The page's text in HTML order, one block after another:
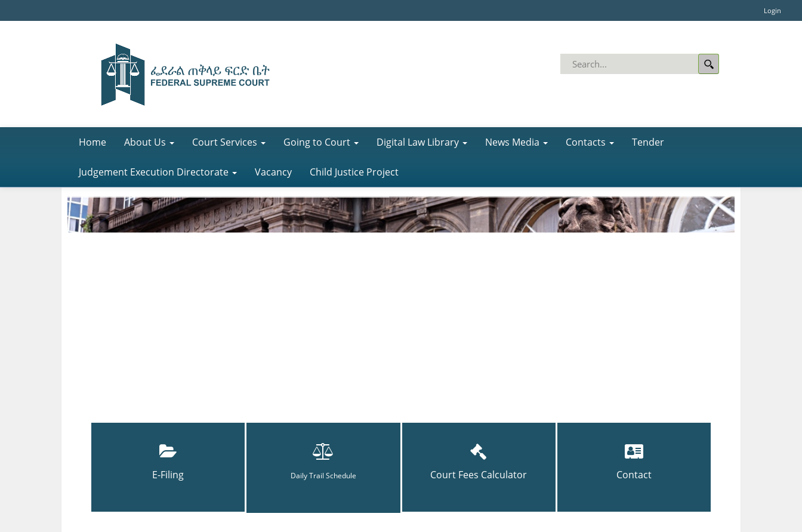
Login
Home About Us Court Services Going to Court Digital Law Library News Media Contacts Tender
Judgement Execution Directorate Vacancy Child Justice Project
E-Filing Daily Trail Schedule Court Fees Calculator Contact